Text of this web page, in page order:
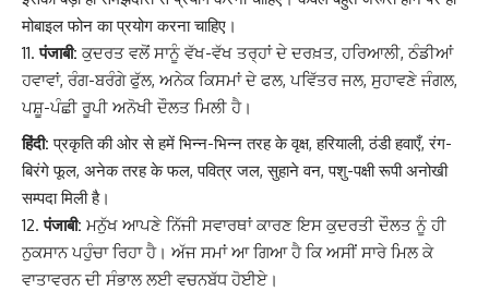
मोबाइल फोन का प्रयोग करना चाहिए।
पंजाबी: ਕੁਦਰਤ ਵਲੋਂ ਸਾਨੂੰ ਵੱਖ-ਵੱਖ ਤਰ੍ਹਾਂ ਦੇ ਦਰਖ਼ਤ, ਹਰਿਆਲੀ, ਠੰਡੀਆਂ
ਹਵਾਵਾਂ, ਰੰਗ-ਬਰੰਗੇ ਫੁੱਲ, ਅਨੇਕ ਕਿਸਮਾਂ ਦੇ ਫਲ, ਪਵਿੱਤਰ ਜਲ, ਸੁਹਾਵਣੇ ਜੰਗਲ,
ਪਸ਼ੂ-ਪੰਛੀ ਰੂਪੀ ਅਨੋਖੀ ਦੌਲਤ ਮਿਲੀ ਹੈ।
हिंदी: प्रकृति की ओर से हमें भिन्न-भिन्न तरह के वृक्ष, हरियाली, ठंडी हवाएँ, रंग-
बिरंगे फूल, अनेक तरह के फल, पवित्र जल, सुहाने वन, पशु-पक्षी रूपी अनोखी
सम्पदा मिली है।
पंजाबी: ਮਨੁੱਖ ਆਪਣੇ ਨਿੱਜੀ ਸਵਾਰਥਾਂ ਕਾਰਣ ਇਸ ਕੁਦਰਤੀ ਦੌਲਤ ਨੂੰ ਹੀ
ਨੁਕਸਾਨ ਪਹੁੰਚਾ ਰਿਹਾ ਹੈ। ਅੱਜ ਸਮਾਂ ਆ ਗਿਆ ਹੈ ਕਿ ਅਸੀਂ ਸਾਰੇ ਮਿਲ ਕੇ
ਵਾਤਾਵਰਨ ਦੀ ਸੰਭਾਲ ਲਈ ਵਚਨਬੱਧ ਹੋਈਏ।